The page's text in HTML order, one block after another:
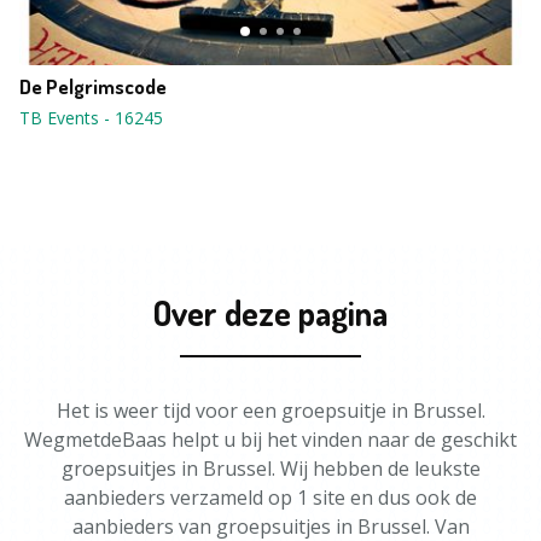
De Pelgrimscode
TB Events - 16245
Over deze pagina
Het is weer tijd voor een groepsuitje in Brussel.
WegmetdeBaas helpt u bij het vinden naar de geschikt
groepsuitjes in Brussel. Wij hebben de leukste
aanbieders verzameld op 1 site en dus ook de
aanbieders van groepsuitjes in Brussel. Van